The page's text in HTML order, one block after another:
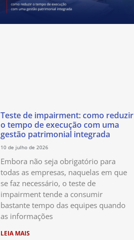
Teste de impairment: como reduzir
o tempo de execução com uma
gestão patrimonial integrada
10 de julho de 2026
Embora não seja obrigatório para
todas as empresas, naquelas em que
se faz necessário, o teste de
impairment tende a consumir
bastante tempo das equipes quando
as informações
LEIA MAIS